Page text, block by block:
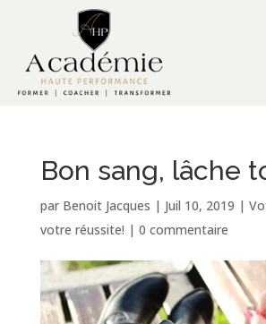
Bon sang, lâche
par Benoit Jacques | Juil 10, 2019 |
votre réussite! | 0 commentaire